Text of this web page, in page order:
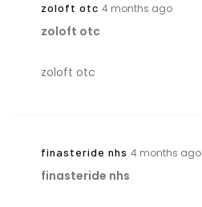
zoloft otc 4 months ago
zoloft otc
zoloft otc
finasteride nhs 4 months ago
finasteride nhs